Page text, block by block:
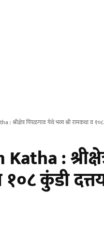
: श्रीक्षेत्र पिंपळगाव येथे भव्य श्री रामकथा व
:
कुंडी